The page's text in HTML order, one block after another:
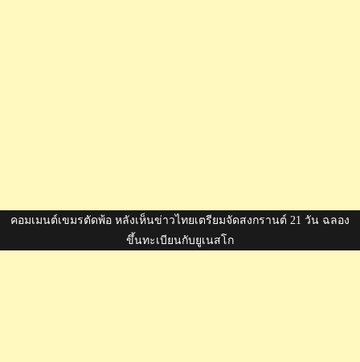
คอมเมนต์เขมรตัดพ้อ หลังเห็นข่าวไทยเตรียมจัดสงกรานต์ 21 วัน ฉลอง
ขึ้นทะเบียนกับยูเนสโก